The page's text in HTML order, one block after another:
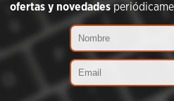
ofertas y novedades